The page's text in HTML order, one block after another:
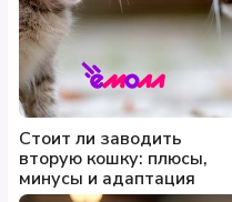
Стоит ли заводить
вторую кошку: плюсы,
минусы и адаптация